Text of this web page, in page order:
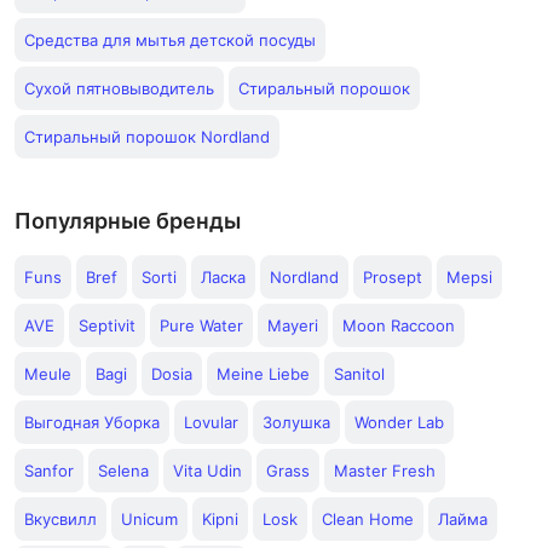
Средства для мытья детской посуды
Сухой пятновыводитель Cтиральный порошок
Стиральный порошок Nordland
Популярные бренды
Funs Bref Sorti Ласка Nordland Prosept Mepsi
AVE Septivit Pure Water Mayeri Moon Raccoon
Meule Bagi Dosia Meine Liebe Sanitol
Выгодная Уборка Lovular Золушка Wonder Lab
Sanfor Selena Vita Udin Grass Master Fresh
Вкусвилл Unicum Kipni Losk Clean Home Лайма